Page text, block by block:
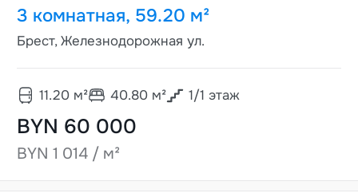
3 комнатная, 59.20 м²
Брест, Железнодорожная ул.
11.20м² 40.80м² 1/1 этаж
BYN 60 000
BYN 1 014 / м²